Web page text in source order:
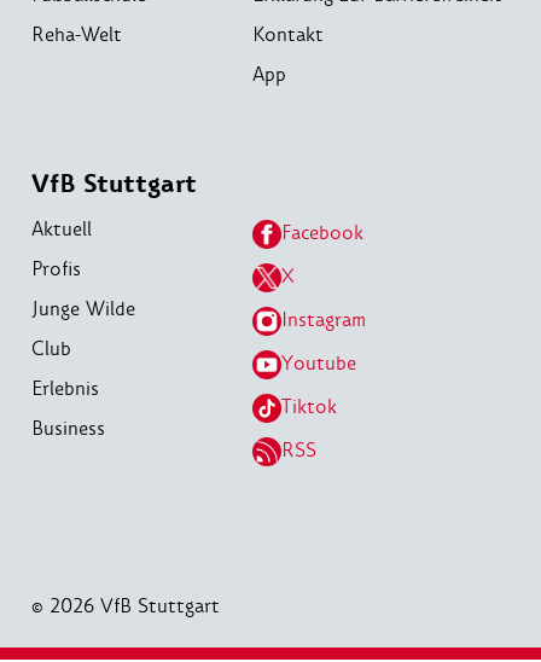
Reha-Welt
Kontakt
App
VfB Stuttgart
Aktuell
Profis
Junge Wilde
Club
Erlebnis
Business
Facebook
X
Instagram
Youtube
Tiktok
RSS
© 2026 VfB Stuttgart